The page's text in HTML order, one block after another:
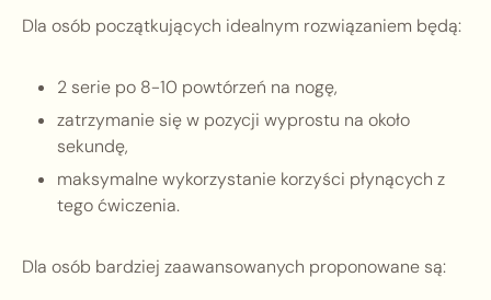
Dla osób początkujących idealnym rozwiązaniem będą:
2 serie po 8-10 powtórzeń na nogę,
zatrzymanie się w pozycji wyprostu na około
sekundę,
maksymalne wykorzystanie korzyści płynących z
tego ćwiczenia.
Dla osób bardziej zaawansowanych proponowane są: